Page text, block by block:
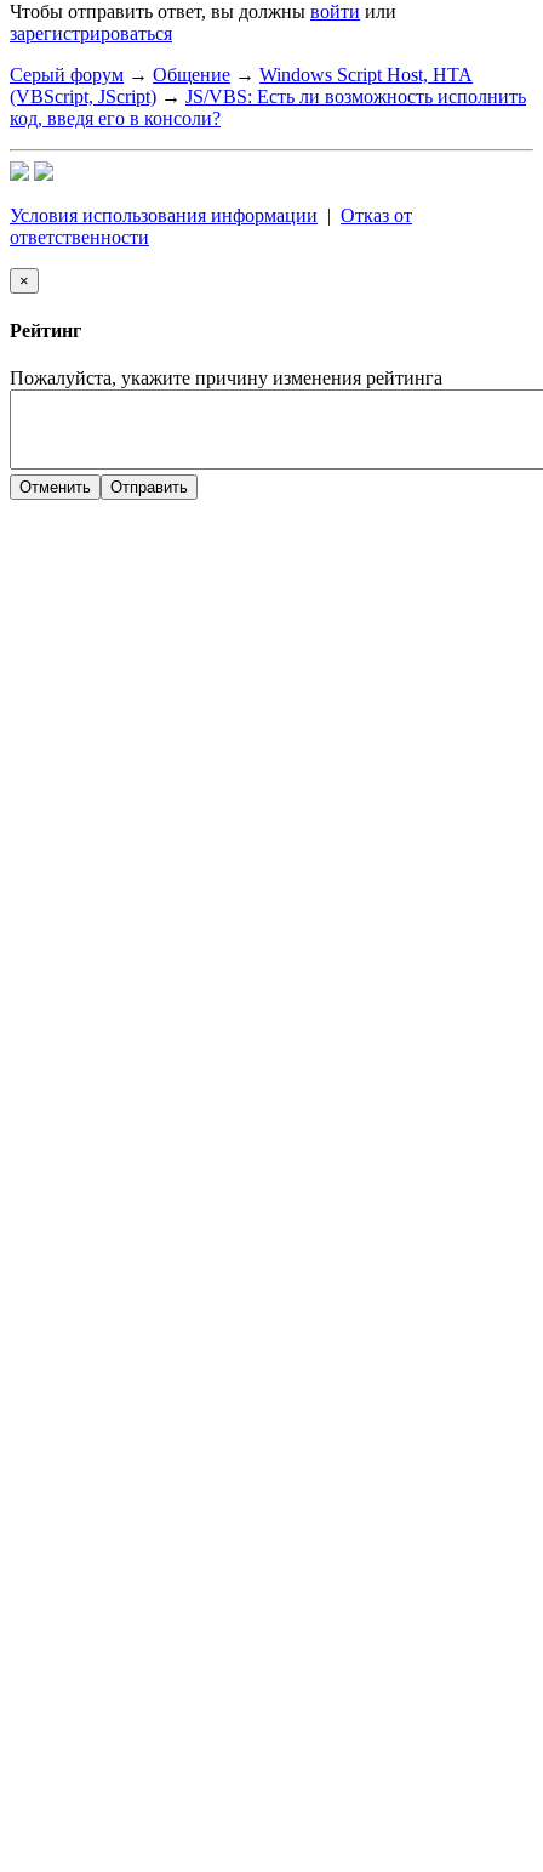
Чтобы отправить ответ, вы должны войти или
зарегистрироваться
Серый форум → Общение → Windows Script Host, HTA
(VBScript, JScript) → JS/VBS: Есть ли возможность исполнить
код, введя его в консоли?
Условия использования информации | Отказ от
ответственности
×
Рейтинг
Пожалуйста, укажите причину изменения рейтинга
Отменить Отправить